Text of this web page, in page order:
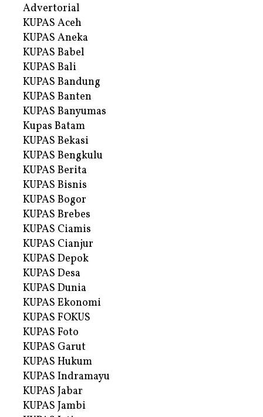
Advertorial
KUPAS Aceh
KUPAS Aneka
KUPAS Babel
KUPAS Bali
KUPAS Bandung
KUPAS Banten
KUPAS Banyumas
Kupas Batam
KUPAS Bekasi
KUPAS Bengkulu
KUPAS Berita
KUPAS Bisnis
KUPAS Bogor
KUPAS Brebes
KUPAS Ciamis
KUPAS Cianjur
KUPAS Depok
KUPAS Desa
KUPAS Dunia
KUPAS Ekonomi
KUPAS FOKUS
KUPAS Foto
KUPAS Garut
KUPAS Hukum
KUPAS Indramayu
KUPAS Jabar
KUPAS Jambi